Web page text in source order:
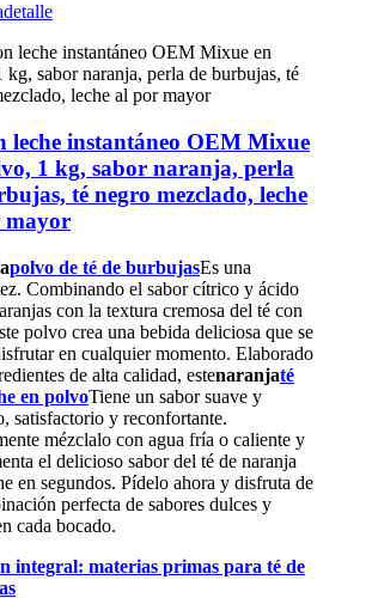
detalle
leche instantáneo OEM Mixue
1 kg, sabor naranja, perla
té negro mezclado, leche
mayor
polvo de té de burbujasEs una
Combinando el sabor cítrico y ácido
con la textura cremosa del té con
polvo crea una bebida deliciosa que se
en cualquier momento. Elaborado
de alta calidad, estenaranjaté
en polvoTiene un sabor suave y
satisfactorio y reconfortante.
mézclalo con agua fría o caliente y
el delicioso sabor del té de naranja
en segundos. Pídelo ahora y disfruta de
perfecta de sabores dulces y
cada bocado.
integral: materias primas para té de